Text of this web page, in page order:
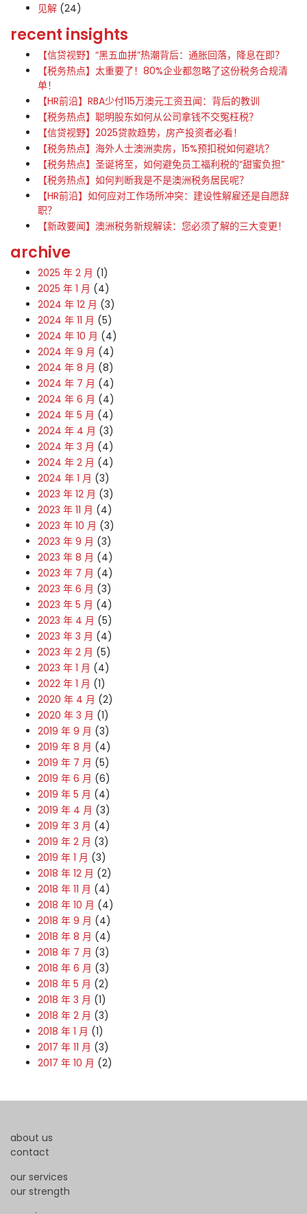
见解 (24)
recent insights
【信贷视野】“黑五血拼”热潮背后：通胀回落，降息在即？
【税务热点】太重要了！80%企业都忽略了这份税务合规清
单！
【HR前沿】RBA少付115万澳元工资丑闻：背后的教训
【税务热点】聪明股东如何从公司拿钱不交冤枉税？
【信贷视野】2025贷款趋势，房产投资者必看！
【税务热点】海外人士澳洲卖房，15%预扣税如何避坑？
【税务热点】圣诞将至，如何避免员工福利税的“甜蜜负担”
【税务热点】如何判断我是不是澳洲税务居民呢？
【HR前沿】如何应对工作场所冲突：建设性解雇还是自愿辞
职？
【新政要闻】澳洲税务新规解读：您必须了解的三大变更！
archive
2025 年 2 月 (1)
2025 年 1 月 (4)
2024 年 12 月 (3)
2024 年 11 月 (5)
2024 年 10 月 (4)
2024 年 9 月 (4)
2024 年 8 月 (8)
2024 年 7 月 (4)
2024 年 6 月 (4)
2024 年 5 月 (4)
2024 年 4 月 (3)
2024 年 3 月 (4)
2024 年 2 月 (4)
2024 年 1 月 (3)
2023 年 12 月 (3)
2023 年 11 月 (4)
2023 年 10 月 (3)
2023 年 9 月 (3)
2023 年 8 月 (4)
2023 年 7 月 (4)
2023 年 6 月 (3)
2023 年 5 月 (4)
2023 年 4 月 (5)
2023 年 3 月 (4)
2023 年 2 月 (5)
2023 年 1 月 (4)
2022 年 1 月 (1)
2020 年 4 月 (2)
2020 年 3 月 (1)
2019 年 9 月 (3)
2019 年 8 月 (4)
2019 年 7 月 (5)
2019 年 6 月 (6)
2019 年 5 月 (4)
2019 年 4 月 (3)
2019 年 3 月 (4)
2019 年 2 月 (3)
2019 年 1 月 (3)
2018 年 12 月 (2)
2018 年 11 月 (4)
2018 年 10 月 (4)
2018 年 9 月 (4)
2018 年 8 月 (4)
2018 年 7 月 (3)
2018 年 6 月 (3)
2018 年 5 月 (2)
2018 年 3 月 (1)
2018 年 2 月 (3)
2018 年 1 月 (1)
2017 年 11 月 (3)
2017 年 10 月 (2)
about us
contact
our services
our strength